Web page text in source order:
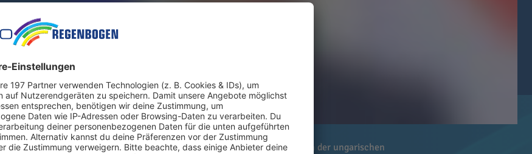
Angaben der Regierung in Budapest auf ein Abkommen zu den Rechten der ungarischen